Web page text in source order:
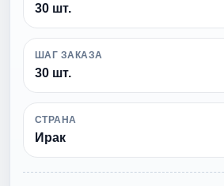
30 шт.
ШАГ ЗАКАЗА
30 шт.
СТРАНА
Ирак